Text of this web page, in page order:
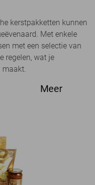
kerstpakketten kunnen
Met enkele
met een selectie van
regelen, wat je
maakt.
Meer